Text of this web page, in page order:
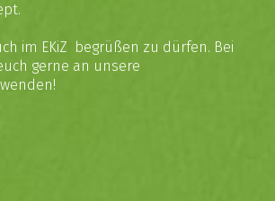
im EKiZ begrüßen zu dürfen. Bei
gerne an unsere